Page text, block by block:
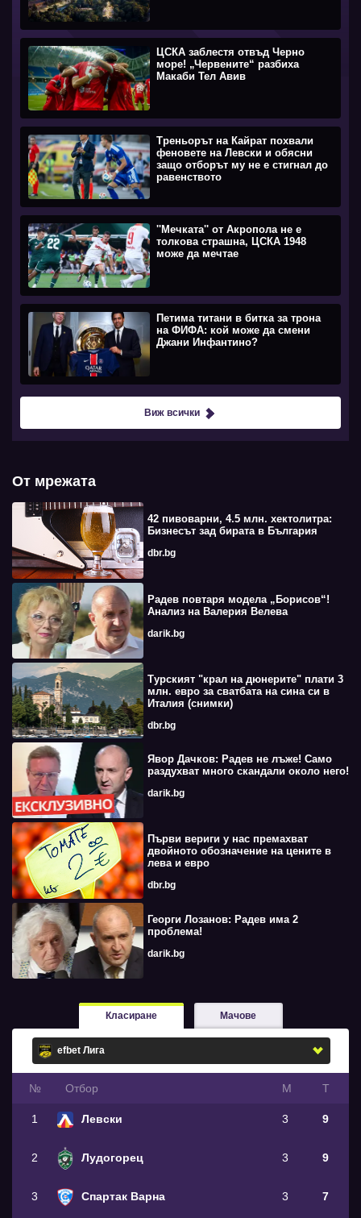
ЦСКА заблестя отвъд Черно
море! „Червените“ разбиха
Макаби Тел Авив
Треньорът на Кайрат похвали
феновете на Левски и обясни
защо отборът му не е стигнал до
равенството
''Мечката'' от Акропола не е
толкова страшна, ЦСКА 1948
може да мечтае
Петима титани в битка за трона
на ФИФА: кой може да смени
Джани Инфантино?
Виж всички
От мрежата
42 пивоварни, 4.5 млн. хектолитра:
Бизнесът зад бирата в България
dbr.bg
Радев повтаря модела „Борисов“!
Анализ на Валерия Велева
darik.bg
Турският "крал на дюнерите" плати 3
млн. евро за сватбата на сина си в
Италия (снимки)
dbr.bg
Явор Дачков: Радев не лъже! Само
раздухват много скандали около него!
darik.bg
Първи вериги у нас премахват
двойното обозначение на цените в
лева и евро
dbr.bg
Георги Лозанов: Радев има 2
проблема!
darik.bg
Класиране Мачове
№ Oтбор М Т
1 Левски 3 9
2 Лудогорец 3 9
3 Спартак Варна 3 7